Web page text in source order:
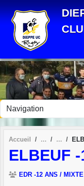
Accueil
ELBEUF
EDR -12 ANS / MIXTE